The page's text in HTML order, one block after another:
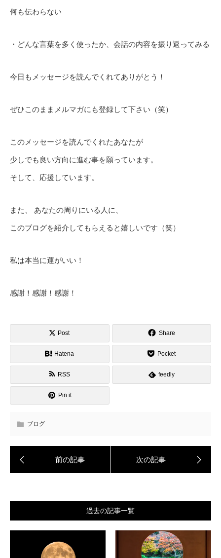
何も伝わらない
・どんな言葉を多く使ったか、会話の内容を振り返ってみる
今日もメッセージを読んでくれてありがとう！
ぜひこのままメルマガにも登録して下さい（笑）
このメッセージを読んでくれたあなたが
少しでも良い方向に進む事を願っています。
そして、応援しています。
また、 あなたの周りにいる人に、
このブログを紹介してもらえると嬉しいです（笑）
私は本当に運がいい！
感謝！感謝！感謝！
Post Share
Hatena Pocket
RSS feedly
Pin it
ブログ
過去の記事一覧